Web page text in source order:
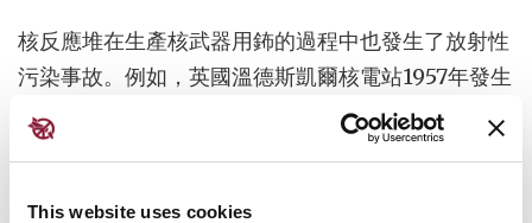
This website uses cookies
核反應堆在生產核武器用鈽的過程中也發生了放射性
污染事故。例如，英國溫德斯凱爾核電站1957年發生
的一場持續三天的大火，將輻射塵羽擴散至歐洲大部
分地區，附近農場的所有牛奶不得不被銷毀。
全球許多社區還面臨與安全貯存大量核廢料相關的持